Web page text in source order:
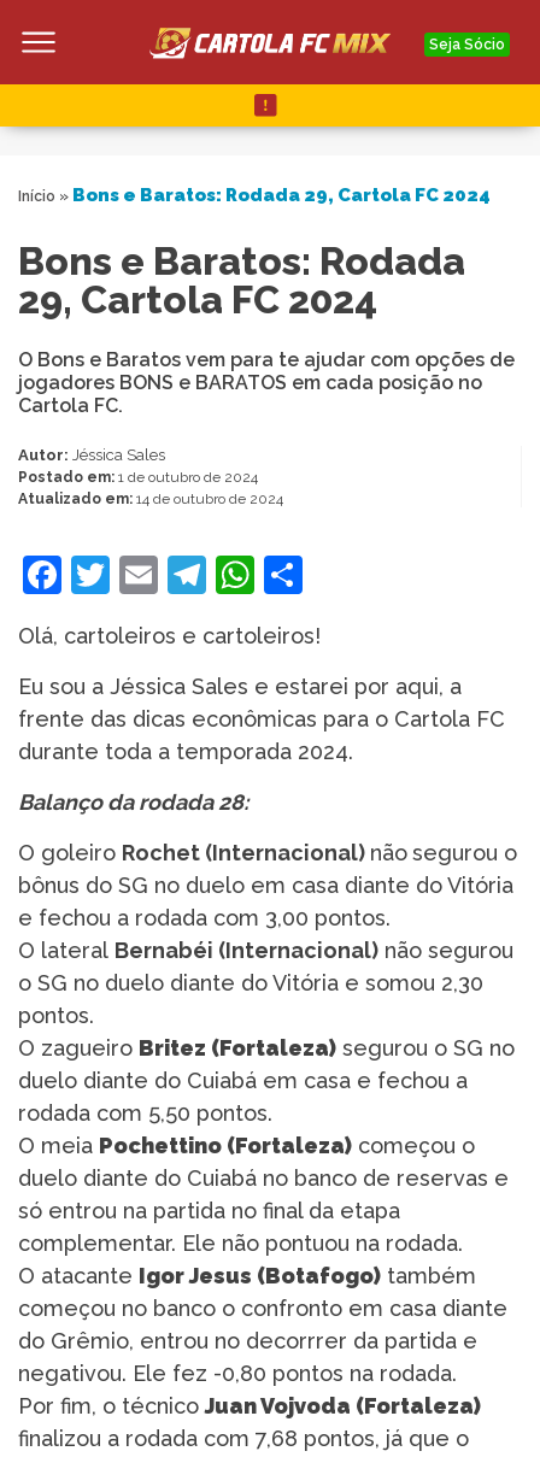
Seja Sócio
Início » Bons e Baratos: Rodada 29, Cartola FC 2024
Bons e Baratos: Rodada
29, Cartola FC 2024
O Bons e Baratos vem para te ajudar com opções de
jogadores BONS e BARATOS em cada posição no
Cartola FC.
Autor: Jéssica Sales
Postado em: 1 de outubro de 2024
Atualizado em: 14 de outubro de 2024
Facebook
Twitter
EmailTelegram
WhatsApp
Olá, cartoleiros e cartoleiros!
Eu sou a Jéssica Sales e estarei por aqui, a
frente das dicas econômicas para o Cartola FC
durante toda a temporada 2024.
Balanço da rodada 28:
O goleiro Rochet (Internacional) nãosegurou o
bônus do SG no duelo em casa diante do Vitória
e fechou a rodada com 3,00 pontos.
O lateral Bernabéi (Internacional) não segurou
o SG no duelo diante do Vitória e somou 2,30
pontos.
O zagueiro Britez (Fortaleza) segurou o SG no
duelo diante do Cuiabá em casa e fechou a
rodada com 5,50 pontos.
O meia Pochettino (Fortaleza) começou o
duelo diante do Cuiabá no banco de reservas e
só entrou na partida no final da etapa
complementar. Ele não pontuou na rodada.
O atacante Igor Jesus (Botafogo) também
começou no banco o confronto em casa diante
do Grêmio, entrou no decorrrer da partida e
negativou. Ele fez -0,80 pontos na rodada.
Por fim, o técnicoJuan Vojvoda (Fortaleza)
finalizou a rodada com 7,68 pontos, já que o